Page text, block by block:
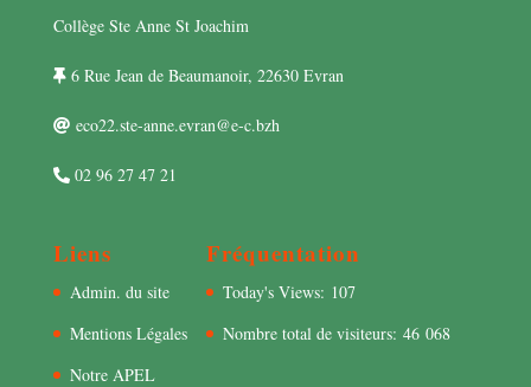
Collège Ste Anne St Joachim
6 Rue Jean de Beaumanoir, 22630 Evran
eco22.ste-anne.evran@e-c.bzh
02 96 27 47 21
Liens
Admin. du site
Mentions Légales
Notre APEL
Fréquentation
Today's Views: 107
Nombre total de visiteurs: 46 068